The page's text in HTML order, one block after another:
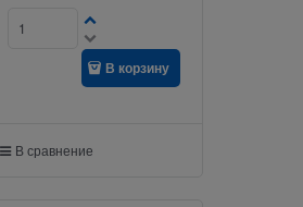
В корзину
В сравнение